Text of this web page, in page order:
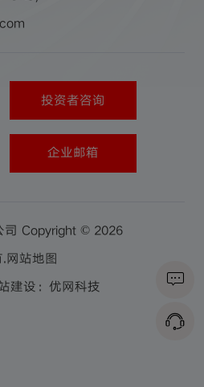
投资者咨询
企业邮箱
司 Copyright © 2026
网站地图
建设：优网科技